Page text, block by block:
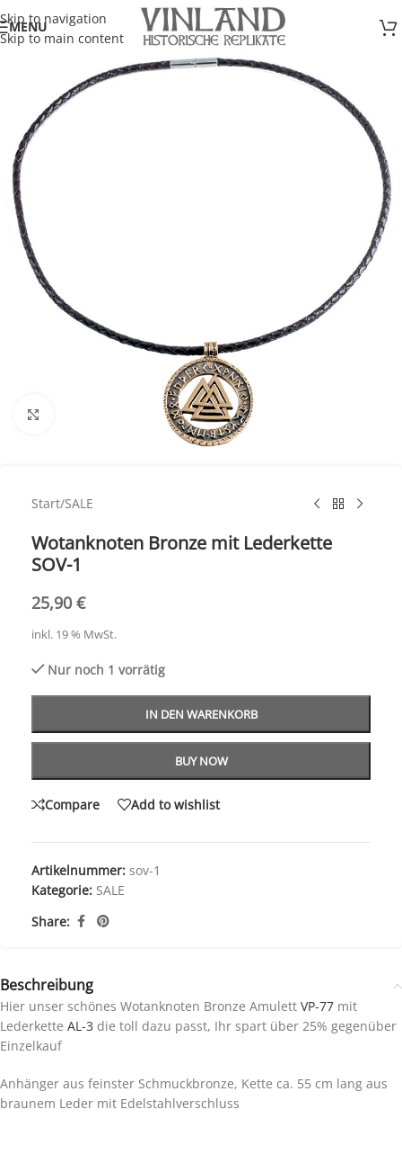
Skip to navigation
Skip to main content
MENU
Start/SALE
Wotanknoten Bronze mit Lederkette
SOV-1
25,90 €
inkl. 19 % MwSt.
Nur noch 1 vorrätig
IN DEN WARENKORB
BUY NOW
Compare Add to wishlist
Artikelnummer: sov-1
Kategorie: SALE
Share:
Beschreibung
Hier unser schönes Wotanknoten Bronze Amulett VP-77 mit
Lederkette AL-3 die toll dazu passt, Ihr spart über 25% gegenüber
Einzelkauf
Anhänger aus feinster Schmuckbronze, Kette ca. 55 cm lang aus
braunem Leder mit Edelstahlverschluss